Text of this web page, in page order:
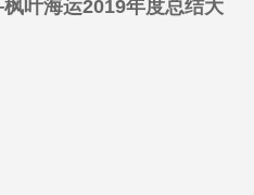
全
叶海运2019年度总结大